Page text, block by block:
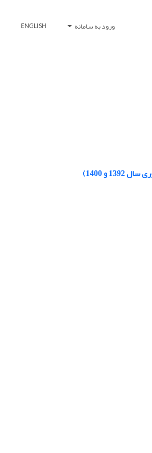
ورود به سامانه ENGLISH
و 1400)